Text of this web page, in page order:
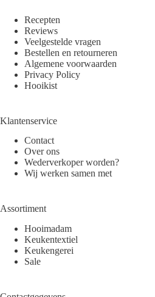
Recepten
Reviews
Veelgestelde vragen
Bestellen en retourneren
Algemene voorwaarden
Privacy Policy
Hooikist
Klantenservice
Contact
Over ons
Wederverkoper worden?
Wij werken samen met
Assortiment
Hooimadam
Keukentextiel
Keukengerei
Sale